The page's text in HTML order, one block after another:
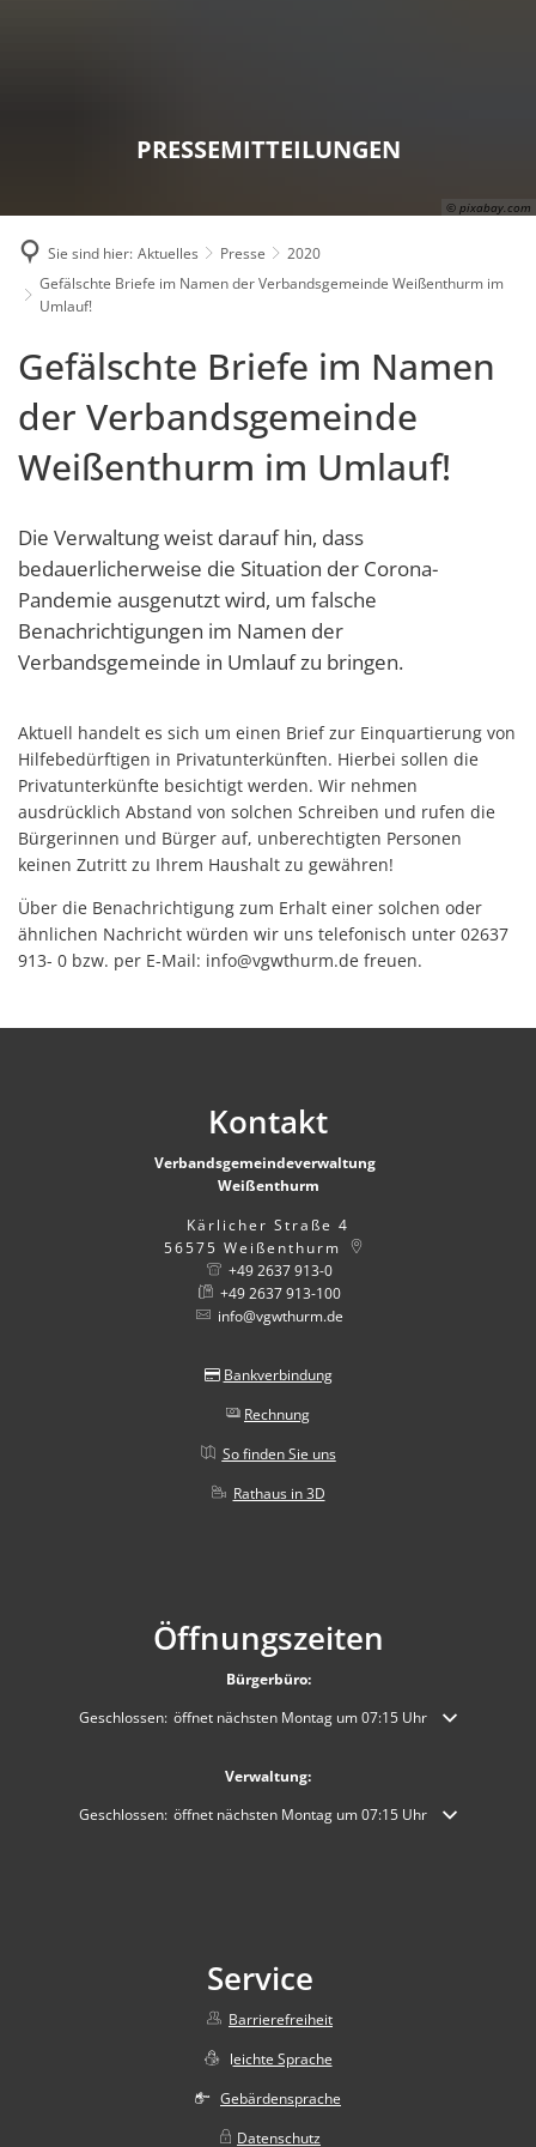
© pixabay.com
PRESSEMITTEILUNGEN
Sie sind hier: Aktuelles Presse
2020
Gefälschte Briefe im Namen der Verbandsgemeinde Weißenthurm im
Umlauf!
Gefälschte Briefe im Namen
der Verbandsgemeinde
Weißenthurm im Umlauf!
Die Verwaltung weist darauf hin, dass
bedauerlicherweise die Situation der Corona-
Pandemie ausgenutzt wird, um falsche
Benachrichtigungen im Namen der
Verbandsgemeinde in Umlauf zu bringen.
Aktuell handelt es sich um einen Brief zur Einquartierung von
Hilfebedürftigen in Privatunterkünften. Hierbei sollen die
Privatunterkünfte besichtigt werden. Wir nehmen
ausdrücklich Abstand von solchen Schreiben und rufen die
Bürgerinnen und Bürger auf, unberechtigten Personen
keinen Zutritt zu Ihrem Haushalt zu gewähren!
Über die Benachrichtigung zum Erhalt einer solchen oder
ähnlichen Nachricht würden wir uns telefonisch unter 02637
913- 0 bzw. per E-Mail: info@vgwthurm.de freuen.
Kontakt
Verbandsgemeindeverwaltung
Weißenthurm
Kärlicher Straße 4
56575 Weißenthurm
+49 2637 913-0
+49 2637 913-100
info@vgwthurm.de
Bankverbindung
Rechnung
So finden Sie uns
Rathaus in 3D
Öffnungszeiten
Bürgerbüro:
Klicken, um weitere Öffnungs- oder Schließzeiten auszublenden
Geschlossen: öffnet nächsten Montag um 07:15 Uhr
Verwaltung:
Klicken, um weitere Öffnungs- oder Schließzeiten auszublenden
Geschlossen: öffnet nächsten Montag um 07:15 Uhr
Service
Barrierefreiheit
leichte Sprache
Gebärdensprache
Datenschutz